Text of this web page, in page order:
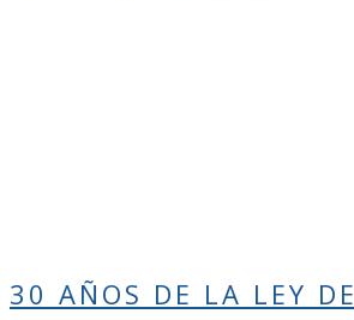
30 AÑOS DE LA LEY DE